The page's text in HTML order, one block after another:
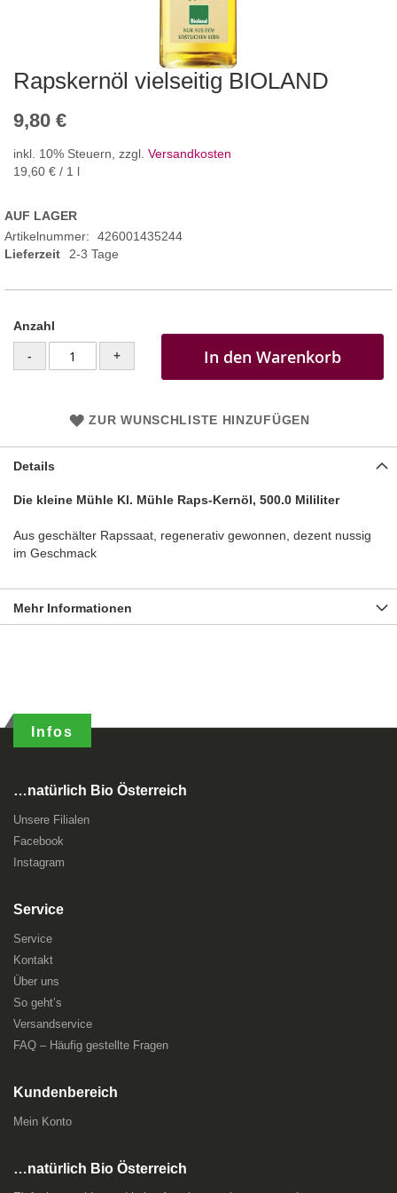
Rapskernöl vielseitig BIOLAND
9,80 €
inkl. 10% Steuern, zzgl. Versandkosten
19,60 € / 1 l
AUF LAGER
Artikelnummer
426001435244
Lieferzeit
2-3 Tage
Anzahl
- + In den Warenkorb
ZUR WUNSCHLISTE HINZUFÜGEN
Details
Die kleine Mühle Kl. Mühle Raps-Kernöl, 500.0 Mililiter
Aus geschälter Rapssaat, regenerativ gewonnen, dezent nussig
im Geschmack
Mehr Informationen
Infos
…natürlich Bio Österreich
Unsere Filialen
Facebook
Instagram
Service
Service
Kontakt
Über uns
So geht’s
Versandservice
FAQ – Häufig gestellte Fragen
Kundenbereich
Mein Konto
…natürlich Bio Österreich